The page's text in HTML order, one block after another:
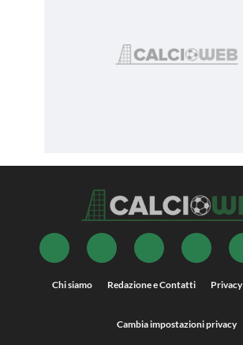
Chi siamo Redazione e Contatti Privacy
Cambia impostazioni privacy